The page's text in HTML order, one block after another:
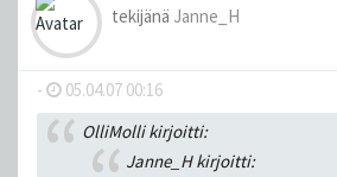
tekijänä Janne_H
- 05.04.07 00:16
OlliMolli kirjoitti:
Janne_H kirjoitti: